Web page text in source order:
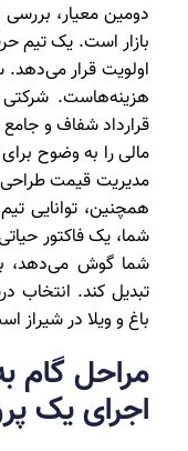
دومین معیار،
بازار است. یک تیم
اولویت قرار
هزینه‌هاست. شرکتی
قرارداد شفاف و جامع
مالی را به وضوح
مدیریت قیمت طراحی
همچنین، توانایی
شما، یک فاکتور
شما گوش می‌دهد،
تبدیل کند. انتخاب
باغ و ویلا در شیراز
مراحل گام
اجرای یک